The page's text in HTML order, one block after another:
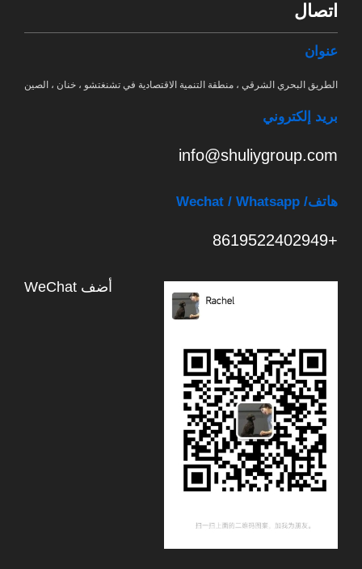
اتصال
عنوان
الطريق البحري الشرقي ، منطقة التنمية الاقتصادية في تشنغتشو ، خنان ، الصين
بريد إلكتروني
info@shuliygroup.com
هاتف/ Wechat / Whatsapp
+8619522402949
أضف WeChat